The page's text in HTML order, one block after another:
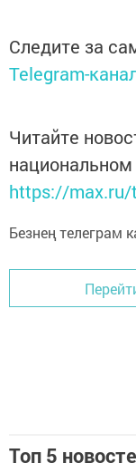
Следите за
Telegram-
Читайте
https://max.ru/
Безнең телеграм
Топ 5